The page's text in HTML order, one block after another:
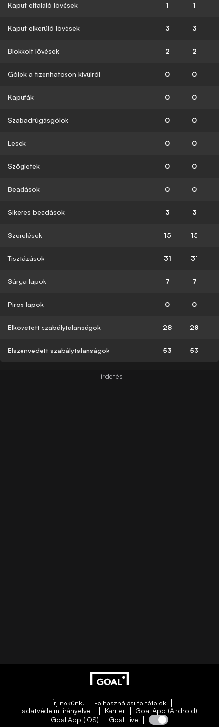
Kaput eltaláló lövések 1 1
Kaput elkerülő lövések 3 3
Blokkolt lövések 2 2
Gólok a tizenhatoson kívülről 0 0
Kapufák 0 0
Szabadrúgásgólok 0 0
Lesek 0 0
Szögletek 0 0
Beadások 0 0
Sikeres beadások 3 3
Szerelések 15 15
Tisztázások 31 31
Sárga lapok 7 7
Piros lapok 0 0
Elkövetett szabálytalanságok 28 28
Elszenvedett szabálytalanságok 53 53
Írj nekünk!
Felhasználási feltételek
adatvédelmi irányelveit
Karrier
Goal App (Android)
Goal App (iOS)
Goal Live